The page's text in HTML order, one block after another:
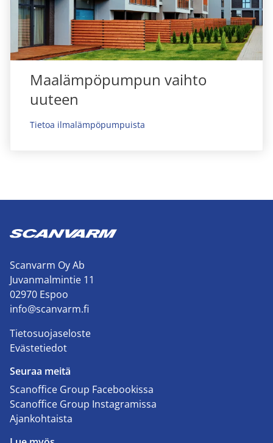
Maalämpöpumpun vaihto
uuteen
Tietoa ilmalämpöpumpuista
Scanvarm Oy Ab
Juvanmalmintie 11
02970 Espoo
info@scanvarm.fi
Tietosuojaseloste
Evästetiedot
Seuraa meitä
Scanoffice Group Facebookissa
Scanoffice Group Instagramissa
Ajankohtaista